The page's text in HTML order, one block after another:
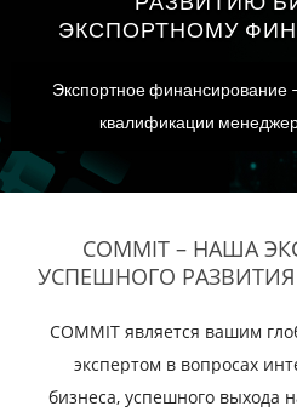
ЭКСПОРТНОМУ
Экспортное
квалификации
COMMIT – НАША
УСПЕШНОГО
COMMIT является вашим
экспертом в вопросах
бизнеса, успешного выхода